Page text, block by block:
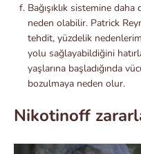
Bağışıklık sistemine
neden olabilir. Patrick
tehdit, yüzdelik
yolu sağlayabildiğini
yaşlarına başladığında
bozulmaya neden olur.
Nikotinoff